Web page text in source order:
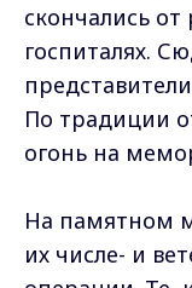
скончались
госпиталях.
По традиции
огонь на
На памятном
их числе- и